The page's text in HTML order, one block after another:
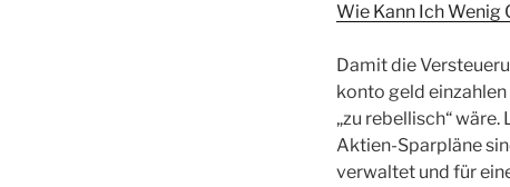
Wie Kann Ich Wenig
Damit die
konto geld
„zu rebellisch“
Aktien-Sparpläne
verwaltet und für